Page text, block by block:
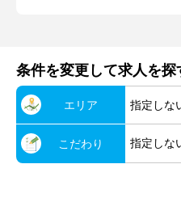
条件を変更して求人を探
エリア 指定しな
こだわり 指定しな